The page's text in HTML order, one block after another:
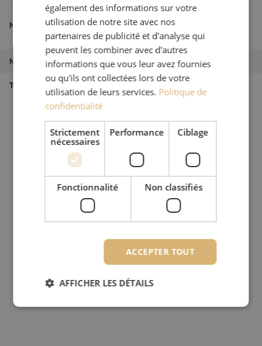
Nom de l'article
Adaptateur, 50 Ohm, TNC/femelle-
TNC/femelle, Huber+Suhner (31_TNC-50-
0-1/133_NE)
Numéro d'article M6000206
Type de produit
également des informations sur votre
utilisation de notre site avec nos
partenaires de publicité et d'analyse qui
peuvent les combiner avec d'autres
informations que vous leur avez fournies
ou qu'ils ont collectées lors de votre
utilisation de leurs services. Politique de
confidentialité
Strictement
nécessaires
Performance Ciblage
Fonctionnalité Non classifiés
ACCEPTER TOUT
AFFICHER LES DÉTAILS